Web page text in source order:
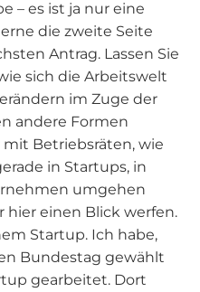
– es ist ja nur eine
die zweite Seite
Antrag. Lassen Sie
sich die Arbeitswelt
im Zuge der
andere Formen
mit Betriebsräten, wie
in Startups, in
umgehen
hier einen Blick werfen.
Startup. Ich habe,
Bundestag gewählt
gearbeitet. Dort